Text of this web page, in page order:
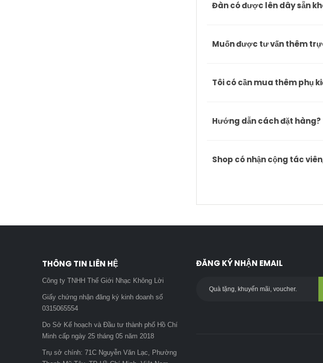
Đàn có được lên dây sẵn
Muốn được tư vấn thêm
Tôi có cần mua thêm phụ
Hướng dẫn cách đặt hàng?
Shop có nhận cộng tác
THÔNG TIN LIÊN HỆ
Công ty TNHH Thế Giới Nhạc Không Lời
Giấy chứng nhận đăng ký kinh doanh số
0315065554
Do Sở Kế hoạch và Đầu tư thành phố Hồ Chí
Minh cấp ngày 25 tháng 05 năm 2018
Trụ sở chính: 71C Nguyễn Văn Lạc, Phường
ĐĂNG KÝ NHẬN EMAIL